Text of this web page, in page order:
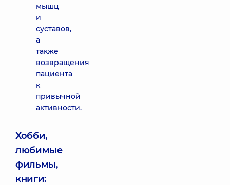
мышц
и
суставов,
а
также
возвращения
пациента
к
привычной
активности.
Хобби,
любимые
фильмы,
книги: